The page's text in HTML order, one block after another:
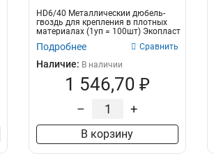
HD6/40 Металлическии дюбель-
гвоздь для крепления в плотных
материалах (1уп = 100шт) Экопласт
Подробнее Сравнить
Наличие: В наличии
1 546,70 ₽
– +
В корзину